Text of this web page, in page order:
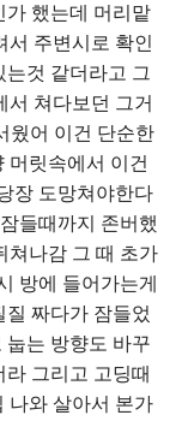
가 했는데 머리맡
서 주변시로 확인
것 같더라고 그
서 쳐다보던 그거
웠어 이건 단순한
머릿속에서 이건
장 도망쳐야한다
들때까지 존버했
쳐나감 그 때 초가
방에 들어가는게
짜다가 잠들었
는 방향도 바꾸
그리고 고딩때
나와 살아서 본가